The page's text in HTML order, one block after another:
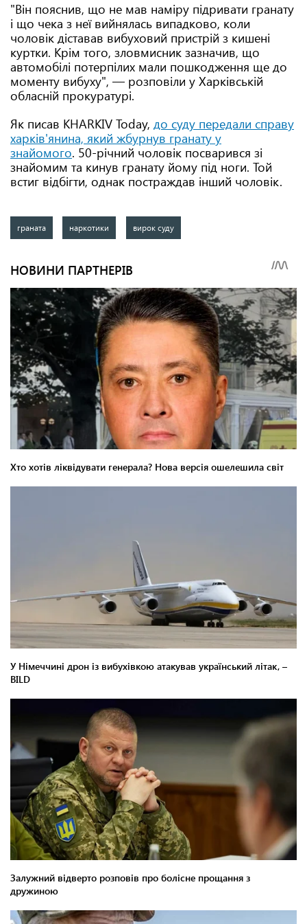
"Він пояснив, що не мав наміру підривати гранату
і що чека з неї вийнялась випадково, коли
чоловік діставав вибуховий пристрій з кишені
куртки. Крім того, зловмисник зазначив, що
автомобілі потерпілих мали пошкодження ще до
моменту вибуху", — розповіли у Харківській
обласній прокуратурі.
Як писав KHARKIV Today, до суду передали справу
харків'янина, який жбурнув гранату у
знайомого. 50-річний чоловік посварився зі
знайомим та кинув гранату йому під ноги. Той
встиг відбігти, однак постраждав інший чоловік.
граната наркотики вирок суду